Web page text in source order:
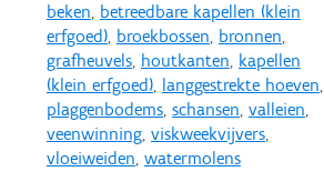
beken, betreedbare kapellen (klein
erfgoed), broekbossen, bronnen,
grafheuvels, houtkanten, kapellen
(klein erfgoed), langgestrekte hoeven,
plaggenbodems, schansen, valleien,
veenwinning, viskweekvijvers,
vloeiweiden, watermolens